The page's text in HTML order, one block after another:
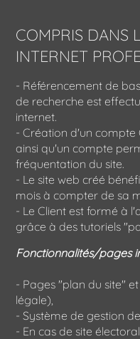
COMPRIS DANS
INTERNET
- Référencement de
de recherche est
internet.
- Création d'un compte
ainsi qu'un compte
fréquentation du site.
- Le site web créé
mois à compter de sa
- Le Client est formé à
grâce à des tutoriels
Fonctionnalités/pages
- Pages "plan du site"
légale),
- Système de gestion
- En cas de site